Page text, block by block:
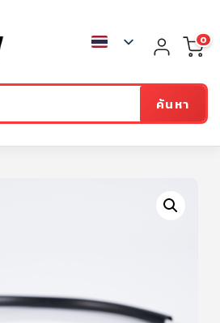
ค้นหา
0